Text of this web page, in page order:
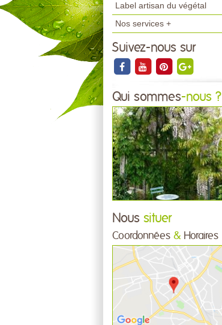
Label artisan du végétal
Nos services +
Suivez-nous sur
Qui sommes-nous ?
Nous situer
Coordonnées & Horaires